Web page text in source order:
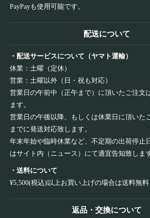
PayPayも使用可能です。
配送について
・配送サービスについて（ヤマト運輸）
休業：土曜（定休）
営業：土曜以外（日・祝も対応）
営業日の午前中（正午まで）に頂いたご注文
ます。
営業日の午後以降、もしくは休業日に頂いた
までに発送対応致します。
年末年始や臨時休業など、不定期の出荷停止
はサイト内（ニュース）にて適宜告知致しま
・送料について
¥5,500(税込)以上お買い上げの場合は送料無料
返品・交換について